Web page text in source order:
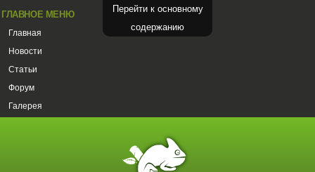
Перейти к основному
содержанию
ГЛАВНОЕ МЕНЮ
Главная
Новости
Статьи
Форум
Галерея